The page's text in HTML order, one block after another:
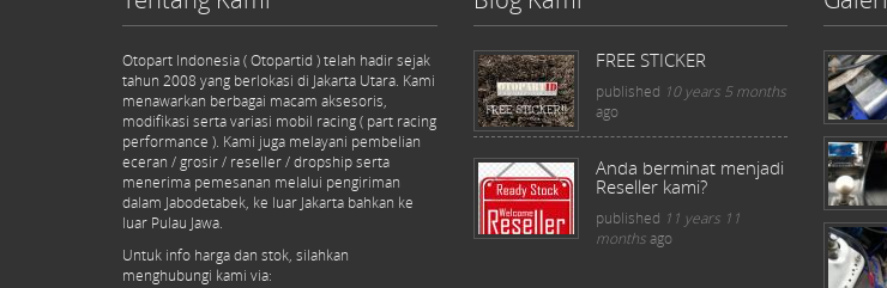
Otopart Indonesia ( Otopartid ) telah hadir sejak
tahun 2008 yang berlokasi di Jakarta Utara. Kami
menawarkan berbagai macam aksesoris,
modifikasi serta variasi mobil racing ( part racing
performance ). Kami juga melayani pembelian
eceran / grosir / reseller / dropship serta
menerima pemesanan melalui pengiriman
dalam Jabodetabek, ke luar Jakarta bahkan ke
luar Pulau Jawa.
Untuk info harga dan stok, silahkan
menghubungi kami via:
FREE STICKER
published 10 years 5 months
ago
Anda berminat menjadi
Reseller kami?
published 11 years 11
monthsago